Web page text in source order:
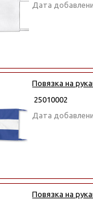
Дата
Повязка на
25010002
Дата
Повязка на